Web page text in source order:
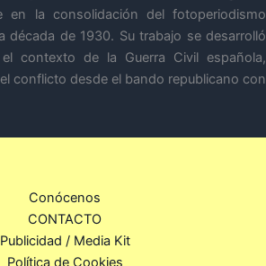
en la consolidación del fotoperiodismo
década de 1930. Su trabajo se desarrolló
contexto de la Guerra Civil española,
conflicto desde el bando republicano con
Conócenos
CONTACTO
Publicidad / Media Kit
Política de Cookies